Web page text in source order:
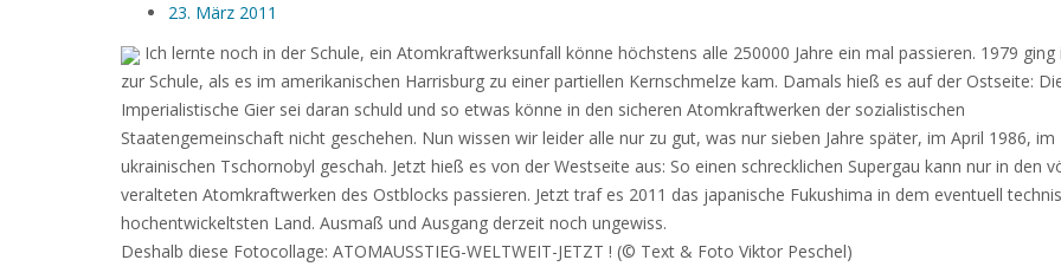
23. März 2011
Ich lernte noch in der Schule, ein Atomkraftwerksunfall könne höchstens alle 250000 Jahre ein mal passieren. 1979 ging
zur Schule, als es im amerikanischen Harrisburg zu einer partiellen Kernschmelze kam. Damals hieß es auf der Ostseite:
Imperialistische Gier sei daran schuld und so etwas könne in den sicheren Atomkraftwerken der sozialistischen
Staatengemeinschaft nicht geschehen. Nun wissen wir leider alle nur zu gut, was nur sieben Jahre später, im April 1986, im
ukrainischen Tschornobyl geschah. Jetzt hieß es von der Westseite aus: So einen schrecklichen Supergau kann nur in den
veralteten Atomkraftwerken des Ostblocks passieren. Jetzt traf es 2011 das japanische Fukushima in dem eventuell
hochentwickeltsten Land. Ausmaß und Ausgang derzeit noch ungewiss.
Deshalb diese Fotocollage: ATOMAUSSTIEG-WELTWEIT-JETZT ! (© Text & Foto Viktor Peschel)